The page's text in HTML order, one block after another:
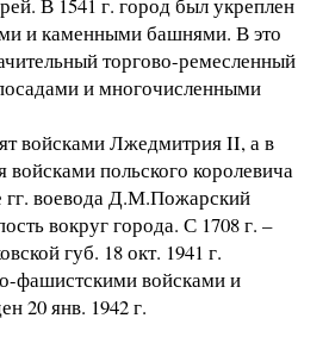
и каменными башнями. В это
торгово-ремесленный
и многочисленными
войсками Лжедмитрия II, а в
войсками польского королевича
гг. воевода Д.М.Пожарский
вокруг города. С 1708 г. –
губ. 18 окт. 1941 г.
фашистскими войсками и
20 янв. 1942 г.